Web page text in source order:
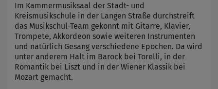
Im Kammermusiksaal der Stadt- und
Kreismusikschule in der Langen Straße durchstreift
das Musikschul-Team gekonnt mit Gitarre, Klavier,
Trompete, Akkordeon sowie weiteren Instrumenten
und natürlich Gesang verschiedene Epochen. Da wird
unter anderem Halt im Barock bei Torelli, in der
Romantik bei Liszt und in der Wiener Klassik bei
Mozart gemacht.